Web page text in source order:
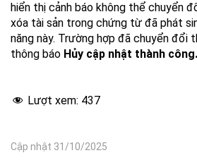
hiển thị cảnh báo không thể chuyển
xóa tài sản trong chứng từ đã phát
năng này. Trường hợp đã chuyển đổi
thông báo Hủy cập nhật thành công.
Lượt xem: 437
Cập nhật 31/10/2025